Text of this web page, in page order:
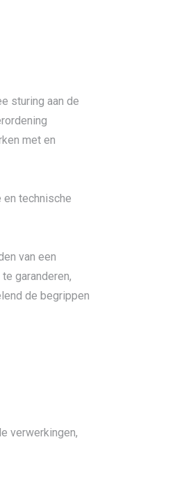
sturing aan de
met en
technische
van een
garanderen,
de begrippen
verwerkingen,